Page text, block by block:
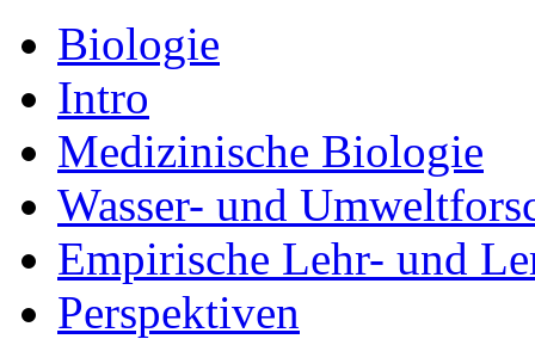
Biologie
Intro
Medizinische Biologie
Wasser- und
Empirische Lehr- und
Perspektiven